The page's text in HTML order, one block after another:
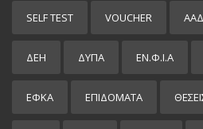
SELF TEST VOUCHER
ΔΕΗ ΔΥΠΑ ΕΝ.Φ.Ι.Α
ΕΦΚΑ ΕΠΙΔΌΜΑΤΑ